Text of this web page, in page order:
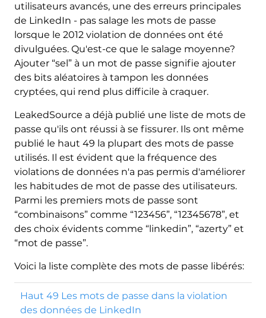
utilisateurs avancés, une des erreurs principales
de LinkedIn - pas salage les mots de passe
lorsque le 2012 violation de données ont été
divulguées. Qu'est-ce que le salage moyenne?
Ajouter “sel” à un mot de passe signifie ajouter
des bits aléatoires à tampon les données
cryptées, qui rend plus difficile à craquer.
LeakedSource a déjà publié une liste de mots de
passe qu'ils ont réussi à se fissurer. Ils ont même
publié le haut 49 la plupart des mots de passe
utilisés. Il est évident que la fréquence des
violations de données n'a pas permis d'améliorer
les habitudes de mot de passe des utilisateurs.
Parmi les premiers mots de passe sont
“combinaisons” comme “123456”, “12345678”, et
des choix évidents comme “linkedin”, “azerty” et
“mot de passe”.
Voici la liste complète des mots de passe libérés:
Haut 49 Les mots de passe dans la violation
des données de LinkedIn